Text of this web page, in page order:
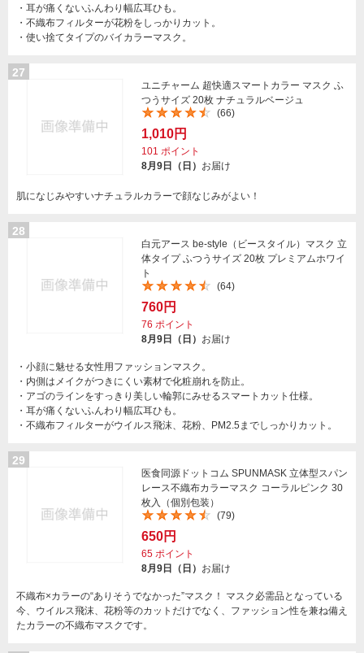
・耳が痛くないふんわり幅広耳ひも。
・不織布フィルターが花粉をしっかりカット。
・使い捨てタイプのバイカラーマスク。
27
ユニチャーム 超快適スマートカラー マスク ふ
つうサイズ 20枚 ナチュラルベージュ
(66)
1,010円
101 ポイント
8月9日（日） お届け
肌になじみやすいナチュラルカラーで顔なじみがよい！
28
白元アース be-style（ビースタイル）マスク 立
体タイプ ふつうサイズ 20枚 プレミアムホワイ
ト
(64)
760円
76 ポイント
8月9日（日） お届け
・小顔に魅せる女性用ファッションマスク。
・内側はメイクがつきにくい素材で化粧崩れを防止。
・アゴのラインをすっきり美しい輪郭にみせるスマートカット仕様。
・耳が痛くないふんわり幅広耳ひも。
・不織布フィルターがウイルス飛沫、花粉、PM2.5までしっかりカット。
29
医食同源ドットコム SPUNMASK 立体型スパン
レース不織布カラーマスク コーラルピンク 30
枚入（個別包装）
(79)
650円
65 ポイント
8月9日（日） お届け
不織布×カラーの“ありそうでなかった”マスク！ マスク必需品となっている
今、ウイルス飛沫、花粉等のカットだけでなく、ファッション性を兼ね備え
たカラーの不織布マスクです。